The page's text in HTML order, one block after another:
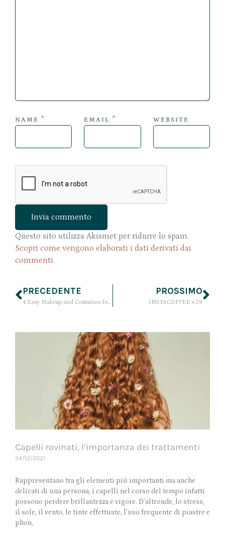
NAME * EMAIL * WEBSITE
Questo sito utilizza Akismet per ridurre lo spam.
Scopri come vengono elaborati i dati derivati dai
commenti.
PRECEDENTE PROSSIMO
INSTACOFFEE #29
Capelli rovinati, l’importanza dei trattamenti
24/12/2021
Rappresentano tra gli elementi più importanti ma anche
delicati di una persona, i capelli nel corso del tempo infatti
possono perdere brillantezza e vigore. D’altronde, lo stress,
il sole, il vento, le tinte effettuate, l’uso frequente di piastre e
phon,